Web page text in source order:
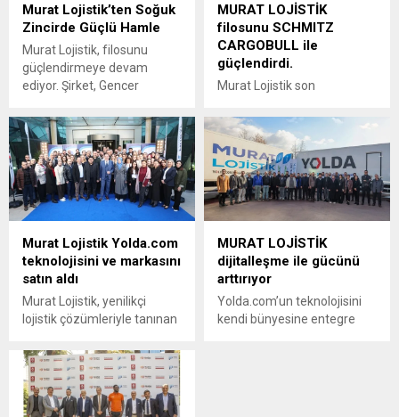
Murat Lojistik’ten Soğuk
Zincirde Güçlü Hamle
Murat Lojistik, filosunu
güçlendirmeye devam
ediyor. Şirket, Gencer
nesil treyler yatırımıyla
operasyonel kapasitesini ve
soğuk zincir
taşımacılığındaki iddiasını bir
üst seviyeye taşıdı.
MURAT LOJİSTİK
filosunu SCHMITZ
CARGOBULL ile
güçlendirdi.
Murat Lojistik son
frigorifik pazarının lideri
Schmitz Cargobull ’dan
yana kullandı
Murat Lojistik Yolda.com
teknolojisini ve markasını
satın aldı
Murat Lojistik, yenilikçi
lojistik çözümleriyle tanınan
satın alarak dijitalleşme
yolculuğunda büyük bir adım
attı.
MURAT LOJİSTİK
dijitalleşme ile gücünü
arttırıyor
Yolda.com’un teknolojisini
kendi bünyesine entegre